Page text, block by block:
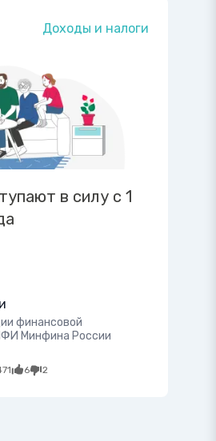
Доходы и налоги
в силу с 1
финансовой
Минфина России
6 2